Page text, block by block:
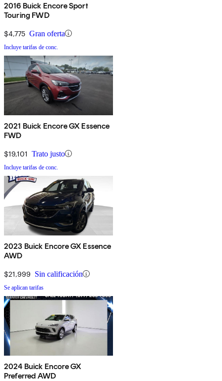
2016 Buick Encore Sport
Touring FWD
$4,775 Gran oferta
Incluye tarifas de conc.
2021 Buick Encore GX Essence
FWD
$19,101 Trato justo
Incluye tarifas de conc.
2023 Buick Encore GX Essence
AWD
$21,999 Sin calificación
Se aplican tarifas
2024 Buick Encore GX
Preferred AWD